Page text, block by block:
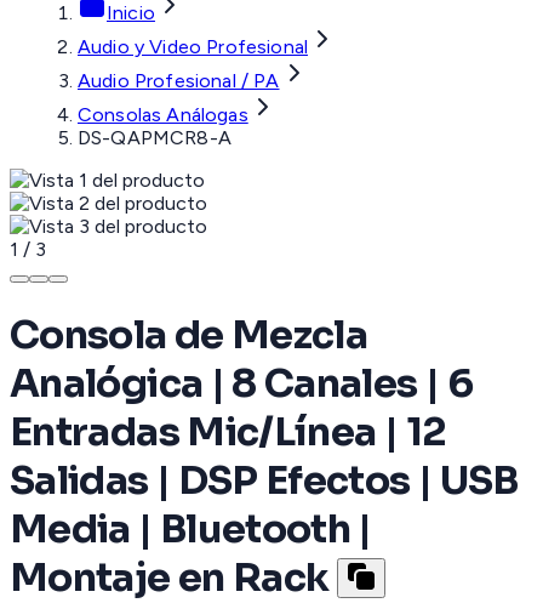
Inicio
Audio y Video Profesional
Audio Profesional / PA
Consolas Análogas
DS-QAPMCR8-A
1 / 3
Consola de Mezcla
Analógica | 8 Canales | 6
Entradas Mic/Línea | 12
Salidas | DSP Efectos | USB
Media | Bluetooth |
Montaje en Rack